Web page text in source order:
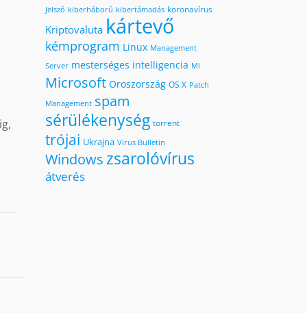
Jelszó kiberháború kibertámadás koronavírus
Kriptovaluta kártevő
kémprogram Linux Management
Server mesterséges intelligencia MI
Microsoft Oroszország OS X Patch
Management spam
sérülékenység torrent
trójai Ukrajna Virus Bulletin
Windowszsarolóvírus
átverés